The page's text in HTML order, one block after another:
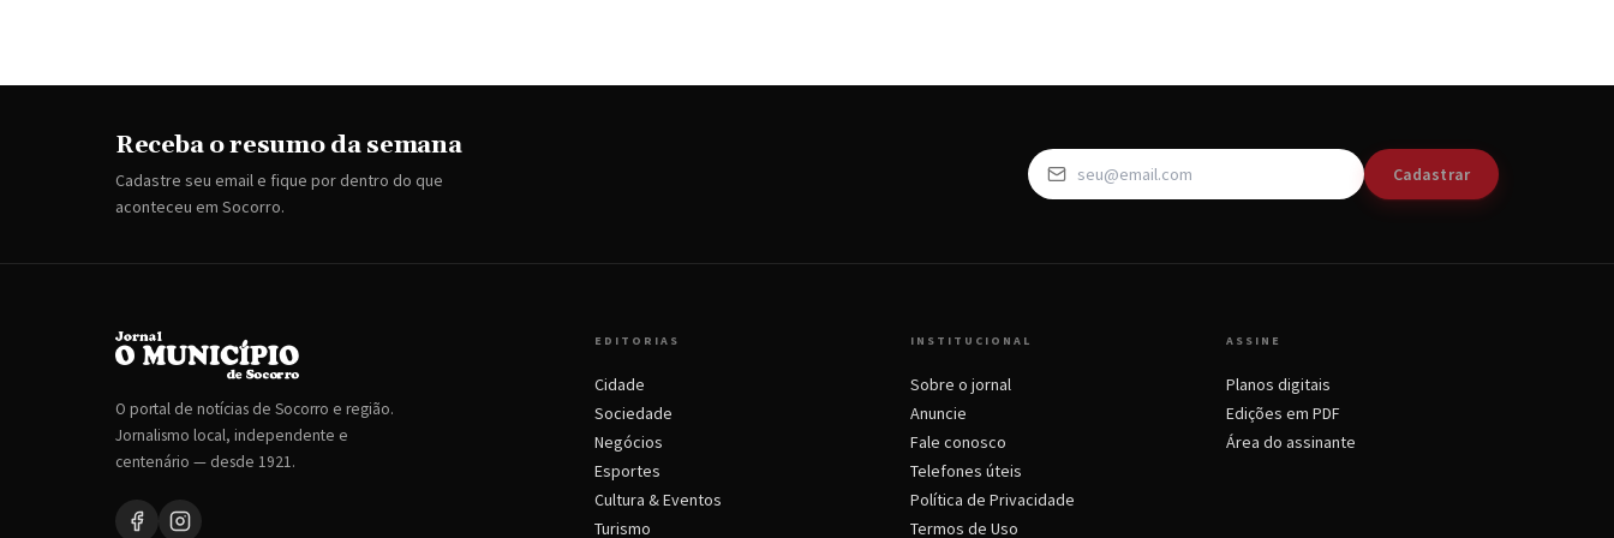
Receba o resumo da semana
Cadastre seu email e fique por dentro do que
aconteceu em Socorro.
Cadastrar
O portal de notícias de Socorro e região.
Jornalismo local, independente e
centenário — desde 1921.
EDITORIAS
Cidade
Sociedade
Negócios
Esportes
Cultura & Eventos
Turismo
INSTITUCIONAL
Sobre o jornal
Anuncie
Fale conosco
Telefones úteis
Política de Privacidade
Termos de Uso
ASSINE
Planos digitais
Edições em PDF
Área do assinante